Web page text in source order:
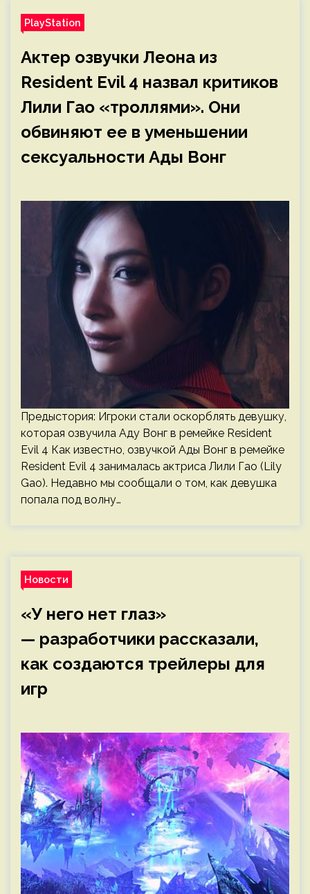
PlayStation
Актер озвучки Леона из
Resident Evil 4 назвал критиков
Лили Гао «троллями». Они
обвиняют ее в уменьшении
сексуальности Ады Вонг
Предыстория: Игроки стали оскорблять девушку,
которая озвучила Аду Вонг в ремейке Resident
Evil 4 Как известно, озвучкой Ады Вонг в ремейке
Resident Evil 4 занималась актриса Лили Гао (Lily
Gao). Недавно мы сообщали о том, как девушка
попала под волну…
Новости
«У него нет глаз»
— разработчики рассказали,
как создаются трейлеры для
игр